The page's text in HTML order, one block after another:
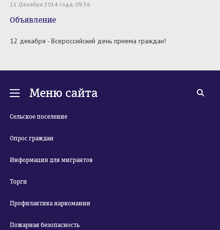
11 Декабря 2014 года, 09:56
Объявление
12 декабря - Всероссийский день приема граждан!
Меню сайта
Сельское поселение
Опрос граждан
Информация для мигрантов
Торги
Профилактика наркомании
Пожарная безопасность